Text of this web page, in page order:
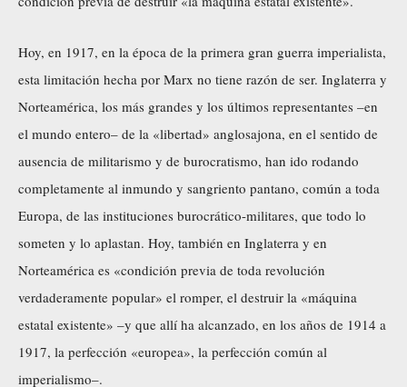
Hoy, en 1917, en la época de la primera gran guerra imperialista,
esta limitación hecha por Marx no tiene razón de ser. Inglaterra y
Norteamérica, los más grandes y los últimos representantes –en
el mundo entero– de la «libertad» anglosajona, en el sentido de
ausencia de militarismo y de burocratismo, han ido rodando
completamente al inmundo y sangriento pantano, común a toda
Europa, de las instituciones burocrático-militares, que todo lo
someten y lo aplastan. Hoy, también en Inglaterra y en
Norteamérica es «condición previa de toda revolución
verdaderamente popular» el romper, el destruir la «máquina
estatal existente» –y que allí ha alcanzado, en los años de 1914 a
1917, la perfección «europea», la perfección común al
imperialismo–.